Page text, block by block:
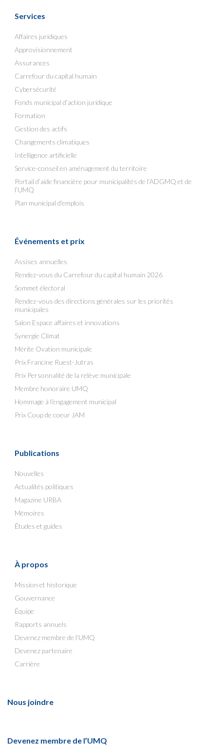
Services
Affaires juridiques
Approvisionnement
Assurances
Carrefour du capital humain
Cybersécurité
Fonds municipal d’action juridique
Formation
Gestion des actifs
Changements climatiques
Intelligence artificielle
Service-conseil en aménagement du territoire
Portail d’aide financière pour municipalités de l’ADGMQ et de
l’UMQ
Plan municipal d’emplois
Événements et prix
Assises annuelles
Rendez-vous du Carrefour du capital humain 2026
Sommet électoral
Rendez-vous des directions générales sur les priorités
municipales
Salon Espace affaires et innovations
Synergie Climat
Mérite Ovation municipale
Prix Francine Ruest-Jutras
Prix Personnalité de la relève municipale
Membre honoraire UMQ
Hommage à l’engagement municipal
Prix Coup de coeur JAM
Publications
Nouvelles
Actualités politiques
Magazine URBA
Mémoires
Études et guides
À propos
Mission et historique
Gouvernance
Équipe
Rapports annuels
Devenez membre de l’UMQ
Devenez partenaire
Carrière
Nous joindre
Devenez membre de l’UMQ